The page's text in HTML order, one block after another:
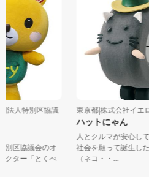
団法人特別区協議
別区協議会のオ
クター「とくべ
東京都|株式会社イエ
ハットにゃん
人とクルマが安心し
社会を願って誕生し
（ネコ・・...